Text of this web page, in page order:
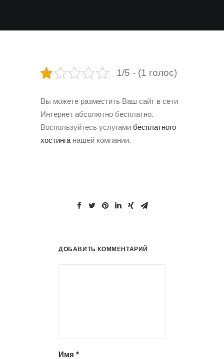
1/5 - (1 голос)
Вы можете разместить Ваш сайт в сети
Интернет абсолютно бесплатно.
Воспользуйтесь услугами бесплатного
хостинга нашей компании.
ДОБАВИТЬ КОММЕНТАРИЙ
Имя *